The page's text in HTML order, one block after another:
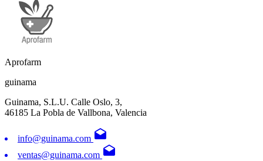
Aprofarm
guinama
Guinama, S.L.U. Calle Oslo, 3,
46185 La Pobla de Vallbona, Valencia
info@guinama.com drafts
ventas@guinama.com drafts